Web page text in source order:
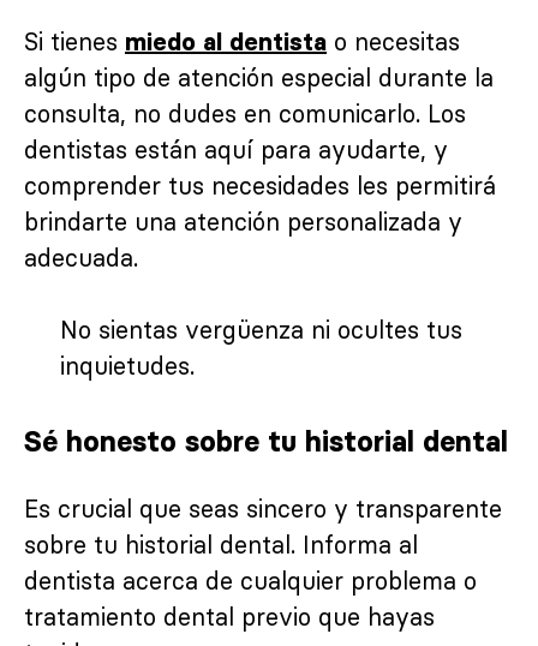
Si tienes miedo al dentista o necesitas
algún tipo de atención especial durante la
consulta, no dudes en comunicarlo. Los
dentistas están aquí para ayudarte, y
comprender tus necesidades les permitirá
brindarte una atención personalizada y
adecuada.
No sientas vergüenza ni ocultes tus
inquietudes.
Sé honesto sobre tu historial dental
Es crucial que seas sincero y transparente
sobre tu historial dental. Informa al
dentista acerca de cualquier problema o
tratamiento dental previo que hayas